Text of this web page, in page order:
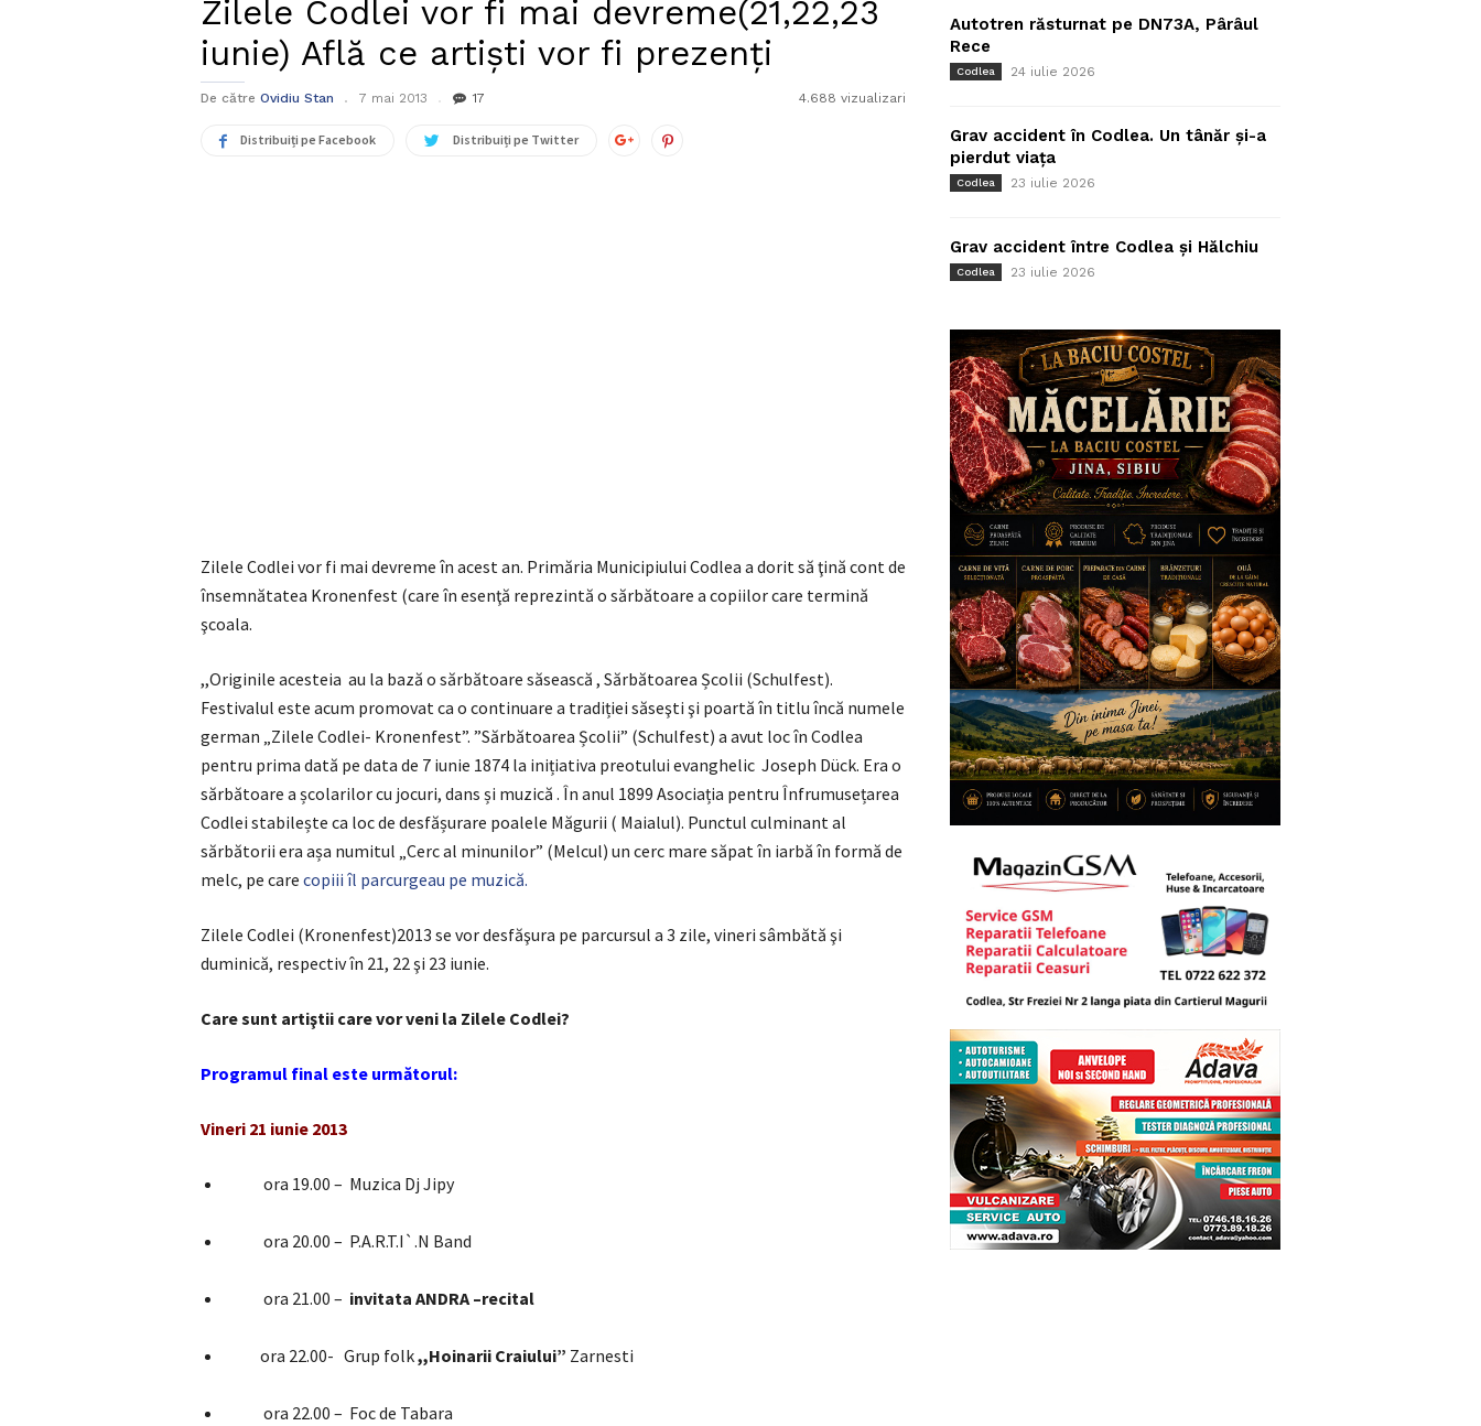
Zilele Codlei vor fi mai devreme(21,22,23
iunie) Află ce artişti vor fi prezenţi
De către Ovidiu Stan 7 mai 2013 17 4.688 vizualizari
Distribuiți pe Facebook Distribuiți pe Twitter
Zilele Codlei vor fi mai devreme în acest an. Primăria Municipiului Codlea a dorit să ţină cont de
însemnătatea Kronenfest (care în esenţă reprezintă o sărbătoare a copiilor care termină
şcoala.
,,Originile acesteia au la bază o sărbătoare săsească , Sărbătoarea Școlii (Schulfest).
Festivalul este acum promovat ca o continuare a tradiției săseşti şi poartă în titlu încă numele
german „Zilele Codlei- Kronenfest”. ”Sărbătoarea Școlii” (Schulfest) a avut loc în Codlea
pentru prima dată pe data de 7 iunie 1874 la inițiativa preotului evanghelic Joseph Dück. Era o
sărbătoare a școlarilor cu jocuri, dans și muzică . În anul 1899 Asociația pentru Înfrumusețarea
Codlei stabilește ca loc de desfășurare poalele Măgurii ( Maialul). Punctul culminant al
sărbătorii era așa numitul „Cerc al minunilor” (Melcul) un cerc mare săpat în iarbă în formă de
melc, pe care copiii îl parcurgeau pe muzică.
Zilele Codlei (Kronenfest)2013 se vor desfăşura pe parcursul a 3 zile, vineri sâmbătă şi
duminică, respectiv în 21, 22 şi 23 iunie.
Care sunt artiştii care vor veni la Zilele Codlei?
Programul final este următorul:
Vineri 21 iunie 2013
ora 19.00 – Muzica Dj Jipy
ora 20.00 – P.A.R.T.I`.N Band
ora 21.00 – invitata ANDRA –recital
ora 22.00- Grup folk,,Hoinarii Craiului” Zarnesti
ora 22.00 – Foc de Tabara
Autotren răsturnat pe DN73A, Pârâul
Rece
Codlea 24 iulie 2026
Grav accident în Codlea. Un tânăr și-a
pierdut viața
Codlea 23 iulie 2026
Grav accident între Codlea și Hălchiu
Codlea 23 iulie 2026